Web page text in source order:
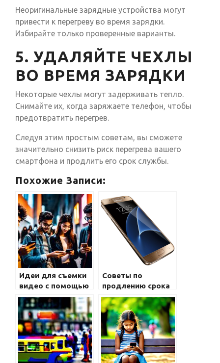
Неоригинальные зарядные устройства могут
привести к перегреву во время зарядки.
Избирайте только проверенные варианты.
5. УДАЛЯЙТЕ ЧЕХЛЫ
ВО ВРЕМЯ ЗАРЯДКИ
Некоторые чехлы могут задерживать тепло.
Снимайте их, когда заряжаете телефон, чтобы
предотвратить перегрев.
Следуя этим простым советам, вы сможете
значительно снизить риск перегрева вашего
смартфона и продлить его срок службы.
Похожие Записи:
Идеи для съемки
видео с помощью
смартфона:
простые советы
Советы по
продлению срока
службы батареи на
Samsung Galaxy